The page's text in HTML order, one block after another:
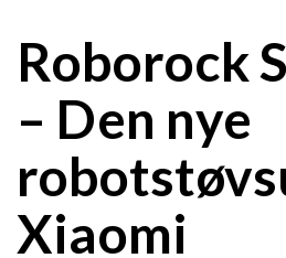
Roborock
– Den nye
Xiaomi